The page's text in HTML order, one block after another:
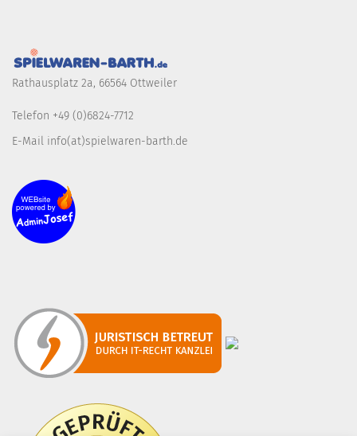
Rathausplatz 2a, 66564 Ottweiler
Telefon +49 (0)6824-7712
E-Mail info(at)spielwaren-barth.de